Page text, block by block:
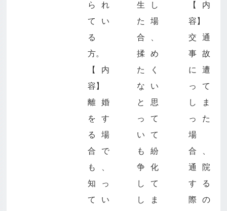
られ
てい
る
方。
【内
容】
離婚
をす
る場
合で
も、
知っ
てい
生し
た場
合、
揉め
たく
ない
と思
って
いて
も紛
争化
して
しま
【内
容】
交通
事故
に遭
って
しま
った
場
合、
通院
する
際の